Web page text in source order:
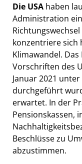
Die USA haben
Administration
konzentriere sich
Klimawandel.
Vorschriften des
Januar 2021
durchgeführt
erwartet. In der
Pensionskassen,
Beschlüsse zu
abzustimmen.